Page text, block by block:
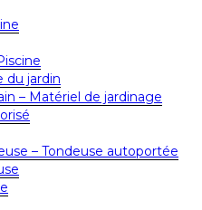
du jardin
– Matériel de jardinage
– Tondeuse autoportée